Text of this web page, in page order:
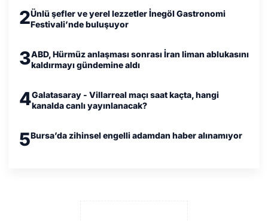
2Ünlü şefler ve yerel lezzetler İnegöl Gastronomi
Festivali’nde buluşuyor
3ABD, Hürmüz anlaşması sonrası İran liman ablukasını
kaldırmayı gündemine aldı
4Galatasaray - Villarreal maçı saat kaçta, hangi
kanalda canlı yayınlanacak?
5Bursa’da zihinsel engelli adamdan haber alınamıyor